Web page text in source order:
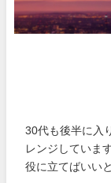
30代も後半に入
レンジしていま
役に立てばいい